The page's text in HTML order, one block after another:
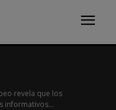
revela que los
informativos...